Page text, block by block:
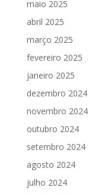
maio 2025
abril 2025
março 2025
fevereiro 2025
janeiro 2025
dezembro 2024
novembro 2024
outubro 2024
setembro 2024
agosto 2024
julho 2024